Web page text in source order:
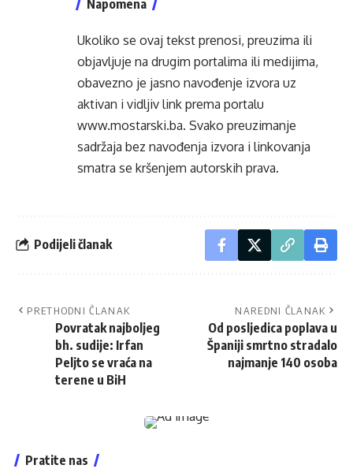
Napomena
Ukoliko se ovaj tekst prenosi, preuzima ili
objavljuje na drugim portalima ili medijima,
obavezno je jasno navođenje izvora uz
aktivan i vidljiv link prema portalu
www.mostarski.ba. Svako preuzimanje
sadržaja bez navođenja izvora i linkovanja
smatra se kršenjem autorskih prava.
Podijeli članak
PRETHODNI ČLANAK
Povratak najboljeg
bh. sudije: Irfan
Peljto se vraća na
terene u BiH
NAREDNI ČLANAK
Od posljedica poplava u
Španiji smrtno stradalo
najmanje 140 osoba
Pratite nas